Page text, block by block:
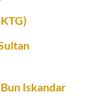
Iskandar